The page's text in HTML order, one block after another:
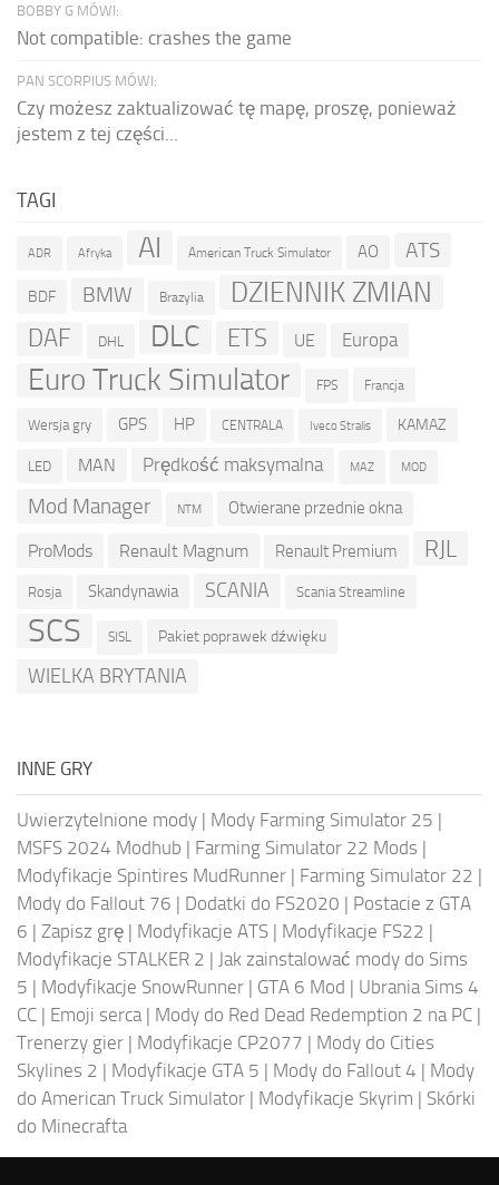
BOBBY G MÓWI:
Not compatible: crashes the game
PAN SCORPIUS MÓWI:
Czy możesz zaktualizować tę mapę, proszę, ponieważ
jestem z tej części...
TAGI
ADR Afryka AI American Truck Simulator AO ATS
BDF BMW Brazylia DZIENNIK ZMIAN
DAF DHL DLC ETS UE Europa
Euro Truck Simulator FPS Francja
Wersja gry GPS HP CENTRALA Iveco Stralis KAMAZ
LED MAN Prędkość maksymalna MAZ MOD
Mod Manager NTM Otwierane przednie okna
ProMods Renault Magnum Renault Premium RJL
Rosja Skandynawia SCANIA Scania Streamline
SCS SISL Pakiet poprawek dźwięku
WIELKA BRYTANIA
INNE GRY
Uwierzytelnione mody | Mody Farming Simulator 25 |
MSFS 2024 Modhub | Farming Simulator 22 Mods |
Modyfikacje Spintires MudRunner | Farming Simulator 22 |
Mody do Fallout 76 | Dodatki do FS2020 | Postacie z GTA
6 | Zapisz grę | Modyfikacje ATS | Modyfikacje FS22 |
Modyfikacje STALKER 2 | Jak zainstalować mody do Sims
5 | Modyfikacje SnowRunner | GTA 6 Mod | Ubrania Sims 4
CC | Emoji serca | Mody do Red Dead Redemption 2 na PC |
Trenerzy gier | Modyfikacje CP2077 | Mody do Cities
Skylines 2 | Modyfikacje GTA 5 | Mody do Fallout 4 | Mody
do American Truck Simulator | Modyfikacje Skyrim | Skórki
do Minecrafta